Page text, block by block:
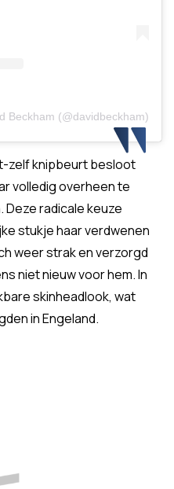
Beckham (@davidbeckham)
zelf knipbeurt besloot
volledig overheen te
Deze radicale keuze
stukje haar verdwenen
weer strak en verzorgd
niet nieuw voor hem. In
skinheadlook, wat
in Engeland.